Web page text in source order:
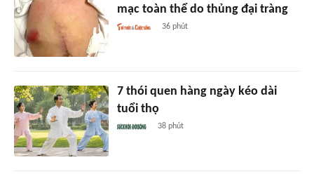
mạc toàn thể do thủng đại tràng
36 phút
7 thói quen hàng ngày kéo dài
tuổi thọ
38 phút